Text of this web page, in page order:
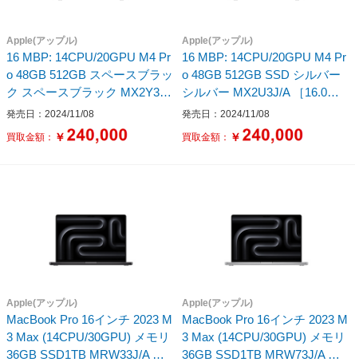
Apple(アップル)
16 MBP: 14CPU/20GPU M4 Pr
o 48GB 512GB スペースブラッ
ク スペースブラック MX2Y3J/
A ［16.0型 /Mac OS /Apple M4
/メモリ：48GB /SSD：512GB /
無し /日本語版キーボード /202
発売日：2024/11/08
買取金額： ￥
Apple(アップル)
16 MBP: 14CPU/20GPU M4 Pr
o 48GB 512GB SSD シルバー
シルバー MX2U3J/A ［16.0型 /
Mac OS /Apple M4 /メモリ：48
GB /SSD：512GB /無し /日本
語版キーボード /2024年10月モ
発売日：2024/11/08
買取金額： ￥
Apple(アップル)
MacBook Pro 16インチ 2023 M
3 Max (14CPU/30GPU) メモリ
36GB SSD1TB MRW33J/A ス
Apple(アップル)
MacBook Pro 16インチ 2023 M
3 Max (14CPU/30GPU) メモリ
36GB SSD1TB MRW73J/A シ